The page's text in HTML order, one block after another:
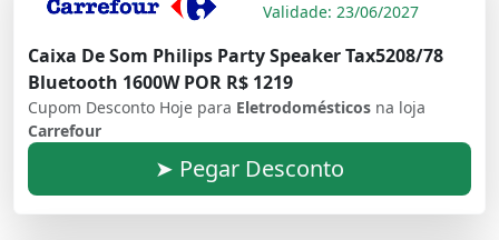
Validade: 23/06/2027
Caixa De Som Philips Party Speaker Tax5208/78
Bluetooth 1600W POR R$ 1219
Cupom Desconto Hoje para Eletrodomésticos na loja
Carrefour
➤ Pegar Desconto